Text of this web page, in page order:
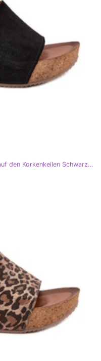
Zazoo 40311 Wildleder Frauenschuhe auf den Korkenkeilen Schwarze Keile